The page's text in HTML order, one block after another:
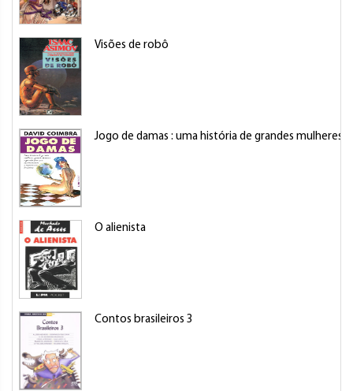
Visões de robô
Jogo de damas : uma história de grandes
O alienista
Contos brasileiros 3